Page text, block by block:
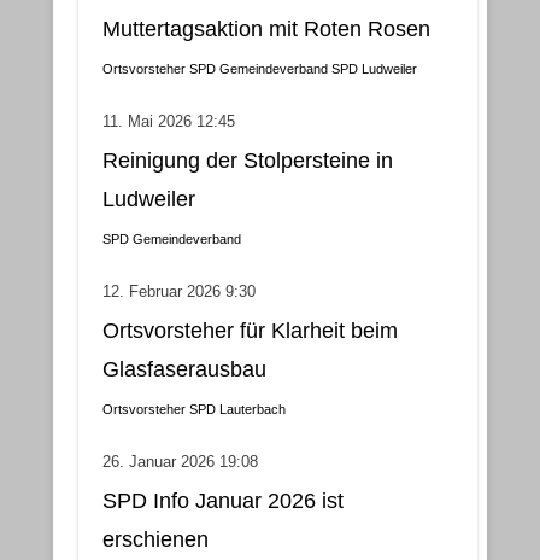
Muttertagsaktion mit Roten Rosen
Ortsvorsteher SPD Gemeindeverband SPD Ludweiler
11. Mai 2026 12:45
Reinigung der Stolpersteine in
Ludweiler
SPD Gemeindeverband
12. Februar 2026 9:30
Ortsvorsteher für Klarheit beim
Glasfaserausbau
Ortsvorsteher SPD Lauterbach
26. Januar 2026 19:08
SPD Info Januar 2026 ist
erschienen